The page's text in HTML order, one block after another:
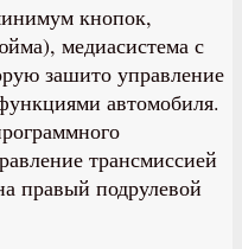
кнопок,
медиасистема с
зашито управление
автомобиля.
трансмиссией
правый подрулевой